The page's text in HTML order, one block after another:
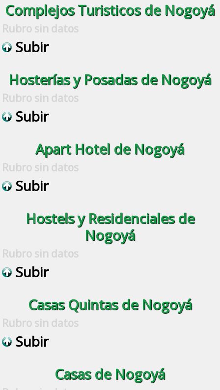
Complejos Turisticos de Nogoyá
Rubro sin datos
Subir
Hosterías y Posadas de Nogoyá
Rubro sin datos
Subir
Apart Hotel de Nogoyá
Rubro sin datos
Subir
Hostels y Residenciales de
Nogoyá
Rubro sin datos
Subir
Casas Quintas de Nogoyá
Rubro sin datos
Subir
Casas de Nogoyá